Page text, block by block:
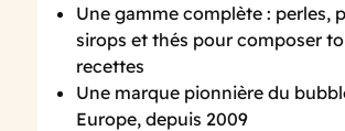
Une gamme complète : perles,
sirops et thés pour composer
recettes
Une marque pionnière du
Europe, depuis 2009